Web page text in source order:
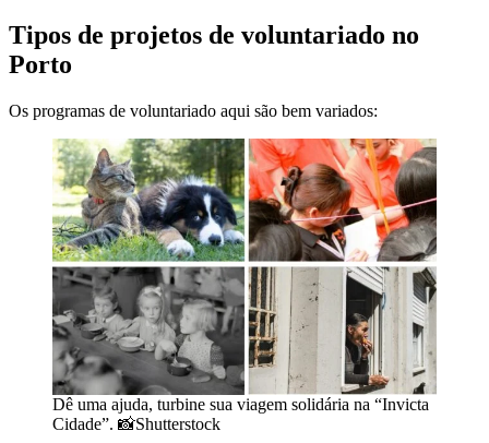
Tipos de projetos de voluntariado no
Porto
Os programas de voluntariado aqui são bem variados:
Dê uma ajuda, turbine sua viagem solidária na “Invicta
Cidade”. 📸Shutterstock